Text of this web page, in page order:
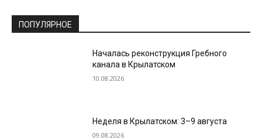
ПОПУЛЯРНОЕ
Началась реконструкция Гребного
канала в Крылатском
10.08.2026
Неделя в Крылатском: 3–9 августа
09.08.2026